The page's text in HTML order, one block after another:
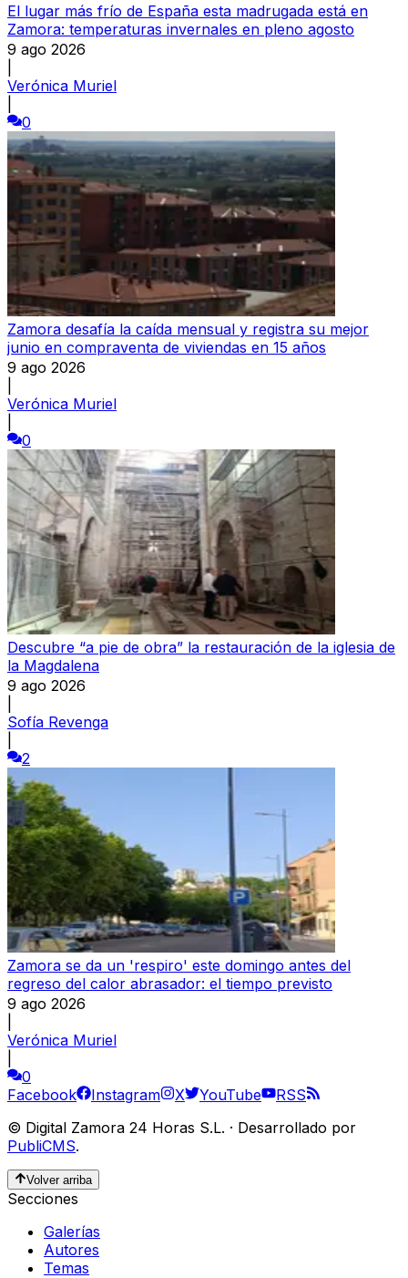
El lugar más frío de España esta madrugada está en
Zamora: temperaturas invernales en pleno agosto
9 ago 2026
Verónica Muriel
0
Zamora desafía la caída mensual y registra su mejor
junio en compraventa de viviendas en 15 años
9 ago 2026
Verónica Muriel
0
Descubre “a pie de obra” la restauración de la iglesia de
la Magdalena
9 ago 2026
Sofía Revenga
2
Zamora se da un 'respiro' este domingo antes del
regreso del calor abrasador: el tiempo previsto
9 ago 2026
Verónica Muriel
0
Facebook
Instagram X YouTube
RSS
© Digital Zamora 24 Horas S.L. · Desarrollado por
PubliCMS.
Volver arriba
Secciones
Galerías
Autores
Temas